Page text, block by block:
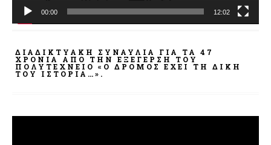
00:00 12:02
ΔΙΑΔΙΚΤΥΑΚΉ ΣΥΝΑΥΛΊΑ ΓΙΑ ΤΑ 47
ΧΡΌΝΙΑ ΑΠΌ ΤΗΝ ΕΞΈΓΕΡΣΗ ΤΟΥ
ΠΟΛΥΤΕΧΝΕΊΟ «Ο ΔΡΌΜΟΣ ΈΧΕΙ ΤΗ ΔΙΚΉ
ΤΟΥ ΙΣΤΟΡΊΑ…».